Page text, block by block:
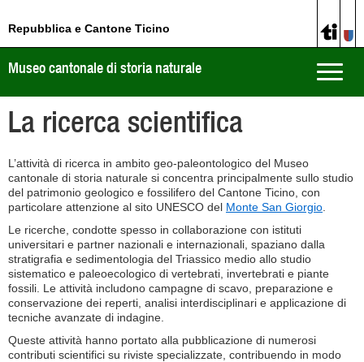
Repubblica e Cantone Ticino
Toggle
Museo cantonale di storia naturale
La ricerca scientifica
L’attività di ricerca in ambito geo-paleontologico del Museo
cantonale di storia naturale si concentra principalmente sullo studio
del patrimonio geologico e fossilifero del Cantone Ticino, con
particolare attenzione al sito UNESCO del Monte San Giorgio
Le ricerche, condotte spesso in collaborazione con istituti
universitari e partner nazionali e internazionali, spaziano dalla
stratigrafia e sedimentologia del Triassico medio allo studio
sistematico e paleoecologico di vertebrati, invertebrati e piante
fossili. Le attività includono campagne di scavo, preparazione e
conservazione dei reperti, analisi interdisciplinari e applicazione di
tecniche avanzate di indagine.
Queste attività hanno portato alla pubblicazione di numerosi
contributi scientifici su riviste specializzate, contribuendo in modo